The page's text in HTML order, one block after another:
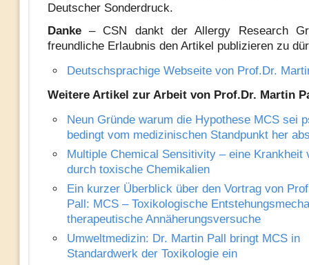
Deutscher Sonderdruck.
Danke– CSN dankt der Allergy Research
freundliche Erlaubnis den Artikel publizieren zu
Deutschsprachige Webseite von Prof.Dr.
Weitere Artikel zur Arbeit von Prof.Dr. Martin
Neun Gründe warum die Hypothese MCS sei
bedingt vom medizinischen Standpunkt her
Multiple Chemical Sensitivity – eine Krankheit
durch toxische Chemikalien
Ein kurzer Überblick über den Vortrag von
Pall: MCS – Toxikologische
therapeutische Annäherungsversuche
Umweltmedizin: Dr. Martin Pall bringt MCS in
Standardwerk der Toxikologie ein